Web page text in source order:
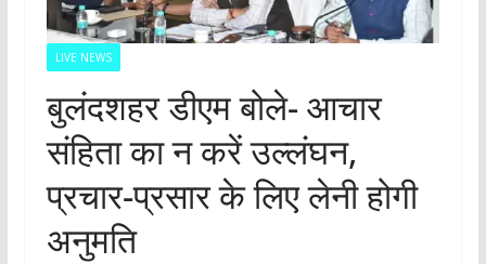
LIVE NEWS
बुलंदशहर डीएम बोले- आचार
संहिता का न करें उल्लंघन,
प्रचार-प्रसार के लिए लेनी होगी
अनुमति